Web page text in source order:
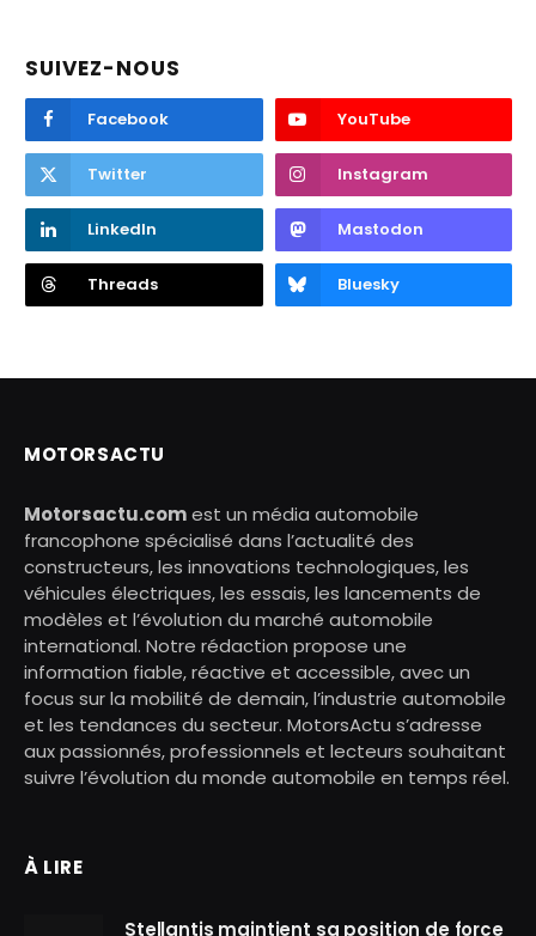
SUIVEZ-NOUS
Facebook YouTube
Twitter Instagram
LinkedIn Mastodon
Threads Bluesky
MOTORSACTU
Motorsactu.comest un média automobile
francophone spécialisé dans l’actualité des
constructeurs, les innovations technologiques, les
véhicules électriques, les essais, les lancements de
modèles et l’évolution du marché automobile
international. Notre rédaction propose une
information fiable, réactive et accessible, avec un
focus sur la mobilité de demain, l’industrie automobile
et les tendances du secteur. MotorsActu s’adresse
aux passionnés, professionnels et lecteurs souhaitant
suivre l’évolution du monde automobile en temps réel.
À LIRE
Stellantis maintient sa position de force